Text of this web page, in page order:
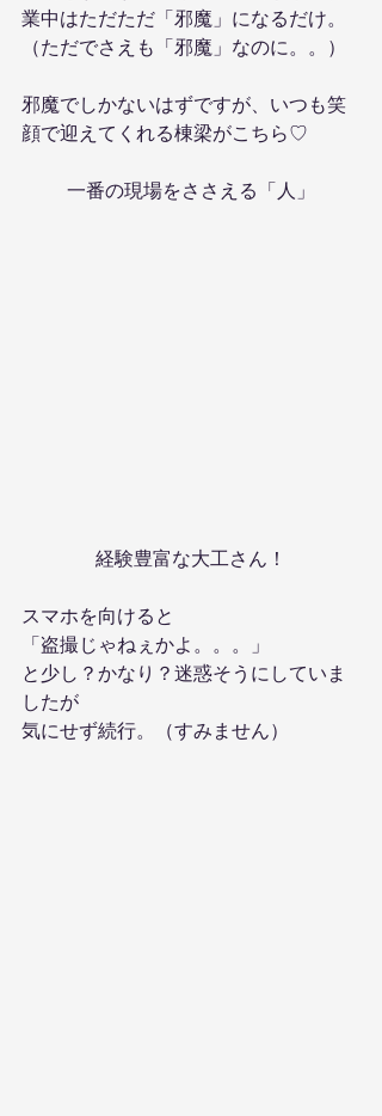
業中はただただ「邪魔」になるだけ。
（ただでさえも「邪魔」なのに。。）
邪魔でしかないはずですが、いつも笑
顔で迎えてくれる棟梁がこちら♡
一番の現場をささえる「人」
経験豊富な大工さん！
スマホを向けると
「盗撮じゃねぇかよ。。。」
と少し？かなり？迷惑そうにしていま
したが
気にせず続行。（すみません）